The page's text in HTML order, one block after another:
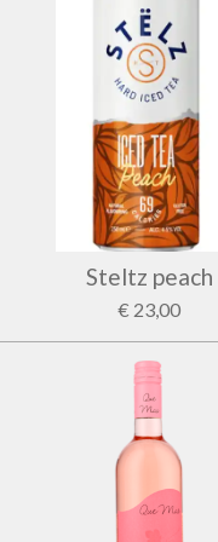
Steltz peach
€ 23,00